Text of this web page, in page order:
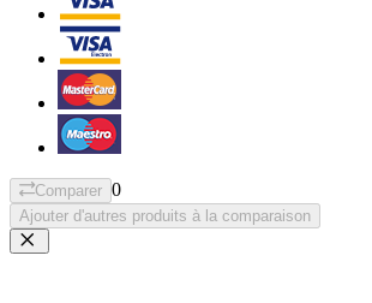
Comparer 0
Ajouter d'autres produits à la comparaison